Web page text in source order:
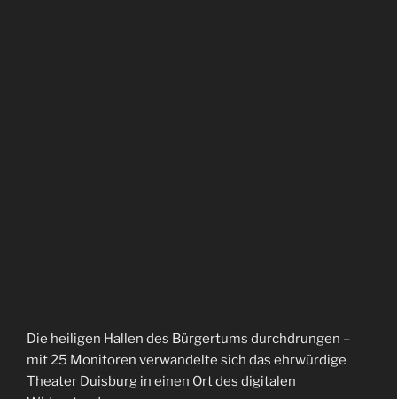
Die heiligen Hallen des Bürgertums durchdrungen –
mit 25 Monitoren verwandelte sich das ehrwürdige
Theater Duisburg in einen Ort des digitalen